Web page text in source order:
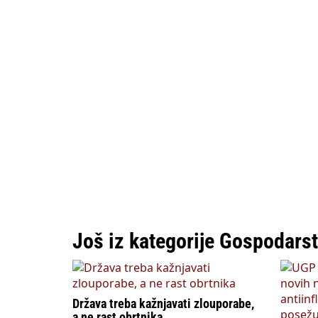
Još iz kategorije
Država treba kažnjavati zlouporabe,